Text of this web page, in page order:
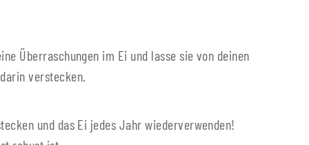
Überraschungen im Ei und lasse sie von deinen
verstecken.
und das Ei jedes Jahr wiederverwenden!